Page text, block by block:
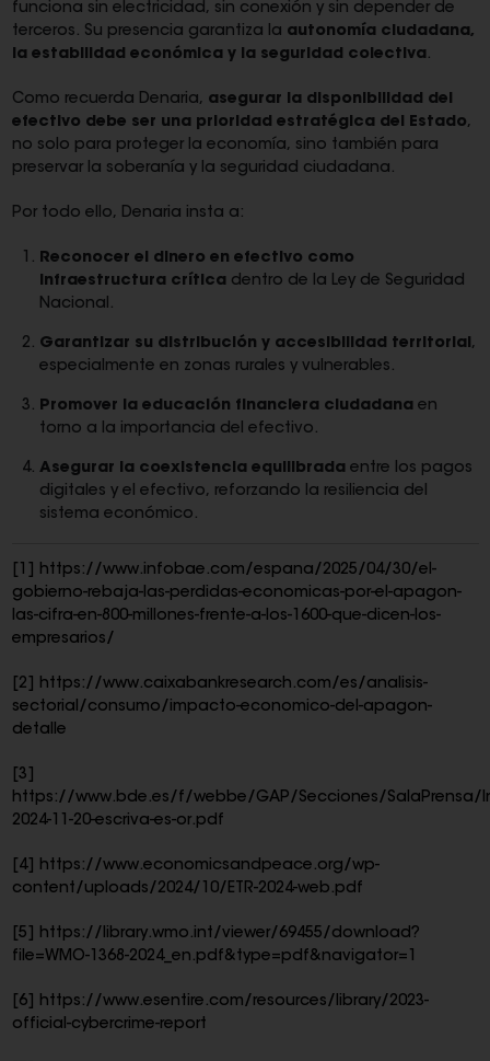
funciona sin electricidad, sin conexión y sin depender de
terceros. Su presencia garantiza la autonomía ciudadana,
la estabilidad económica y la seguridad colectiva .
Como recuerda Denaria, asegurar la disponibilidad del
efectivo debe ser una prioridad estratégica del Estado,
no solo para proteger la economía, sino también para
preservar la soberanía y la seguridad ciudadana.
Por todo ello, Denaria insta a:
Reconocer el dinero en efectivo como
infraestructura crítica dentro de la Ley de Seguridad
Nacional.
Garantizar su distribución y accesibilidad territorial,
especialmente en zonas rurales y vulnerables.
Promover la educación financiera ciudadana en
torno a la importancia del efectivo.
Asegurar la coexistencia equilibrada entre los pagos
digitales y el efectivo, reforzando la resiliencia del
sistema económico.
[1]
https://www.infobae.com/espana/2025/04/30/el-
gobierno-rebaja-las-perdidas-economicas-por-el-apagon-
las-cifra-en-800-millones-frente-a-los-1600-que-dicen-los-
empresarios/
[2]
https://www.caixabankresearch.com/es/analisis-
sectorial/consumo/impacto-economico-del-apagon-
detalle
[3]
https://www.bde.es/f/webbe/GAP/Secciones/SalaPrensa/
2024-11-20-escriva-es-or.pdf
[4]
https://www.economicsandpeace.org/wp-
content/uploads/2024/10/ETR-2024-web.pdf
[5]
https://library.wmo.int/viewer/69455/download?
file=WMO-1368-2024_en.pdf&type=pdf&navigator=1
[6]
https://www.esentire.com/resources/library/2023-
official-cybercrime-report